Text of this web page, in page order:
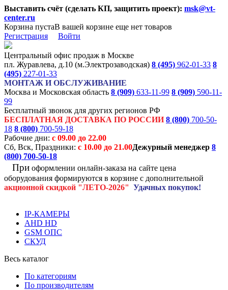
Выставить счёт (сделать КП, защитить проект): msk@vt-
center.ru
Корзина пустаВ вашей корзине еще нет товаров
Регистрация
Войти
Центральный офис продаж в Москве
пл. Журавлева, д.10 (м.Электрозаводская) 8 (495) 962-01-33 8
(495) 227-01-33
МОНТАЖ И ОБСЛУЖИВАНИЕ
Москва и Московская область 8 (909) 633-11-99 8 (909) 590-11-
99
Бесплатный звонок для других регионов РФ
БЕСПЛАТНАЯ ДОСТАВКА ПО РОССИИ 8 (800) 700-50-
18 8 (800) 700-59-18
Рабочие дни: с 09.00 до 22.00
Сб, Вск, Праздники: с 10.00 до 21.00Дежурный менеджер 8
(800) 700-50-18
При оформлении онлайн-заказа на сайте цена
оборудования формируются в корзине с дополнительной
акционной скидкой "ЛЕТО-2026" Удачных покупок!
IP-КАМЕРЫ
AHD HD
GSM ОПС
СКУД
Весь каталог
По категориям
По производителям